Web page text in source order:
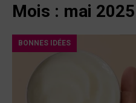
Mois : mai 2025
BONNES IDÉES